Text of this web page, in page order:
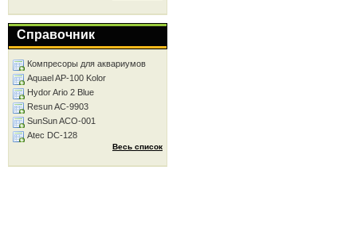
Справочник
Компресоры для аквариумов
Aquael AP-100 Kolor
Hydor Ario 2 Blue
Resun AC-9903
SunSun ACO-001
Atec DC-128
Весь список